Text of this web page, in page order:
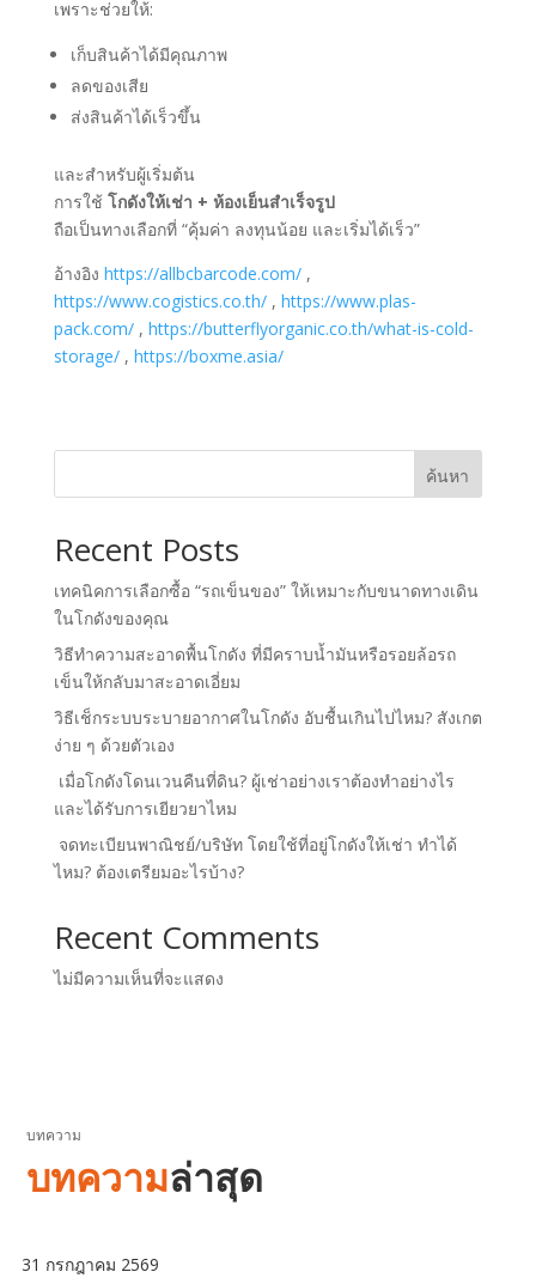
เพราะช่วยให้:
เก็บสินค้าได้มีคุณภาพ
ลดของเสีย
ส่งสินค้าได้เร็วขึ้น
และสำหรับผู้เริ่มต้น
การใช้ โกดังให้เช่า + ห้องเย็นสำเร็จรูป
ถือเป็นทางเลือกที่ “คุ้มค่า ลงทุนน้อย และเริ่มได้เร็ว”
อ้างอิง https://allbcbarcode.com/,
https://www.cogistics.co.th/, https://www.plas-
pack.com/, https://butterflyorganic.co.th/what-is-cold-
storage/, https://boxme.asia/
ค้นหา
Recent Posts
เทคนิคการเลือกซื้อ “รถเข็นของ” ให้เหมาะกับขนาดทางเดิน
ในโกดังของคุณ
วิธีทำความสะอาดพื้นโกดัง ที่มีคราบน้ำมันหรือรอยล้อรถ
เข็นให้กลับมาสะอาดเอี่ยม
วิธีเช็กระบบระบายอากาศในโกดัง อับชื้นเกินไปไหม? สังเกต
ง่าย ๆ ด้วยตัวเอง
เมื่อโกดังโดนเวนคืนที่ดิน? ผู้เช่าอย่างเราต้องทำอย่างไร
และได้รับการเยียวยาไหม
จดทะเบียนพาณิชย์/บริษัท โดยใช้ที่อยู่โกดังให้เช่า ทำได้
ไหม? ต้องเตรียมอะไรบ้าง?
Recent Comments
ไม่มีความเห็นที่จะแสดง
บทความ
บทความล่าสุด
31 กรกฎาคม 2569